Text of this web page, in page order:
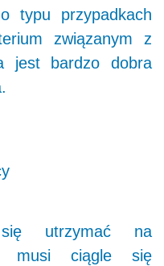
typu przypadkach
związanym z
jest bardzo dobra
utrzymać na
musi ciągle się